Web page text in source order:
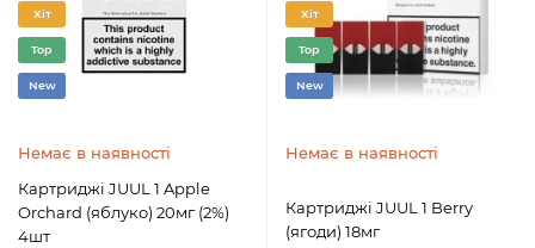
Хіт
Top
New
Немає в наявності
Картриджі JUUL 1 Apple
Orchard (яблуко) 20мг (2%)
4шт
Хіт
Top
New
Немає в наявності
Картриджі JUUL 1 Berry
(ягоди) 18мг